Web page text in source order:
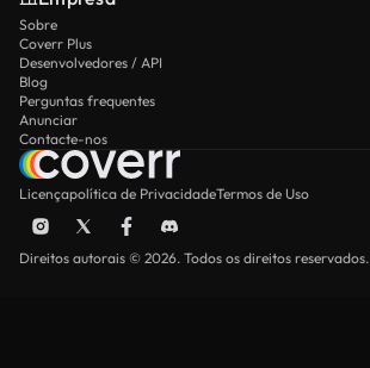
Sobre
Coverr Plus
Desenvolvedores / API
Blog
Perguntas frequentes
Anunciar
Contacte-nos
Licençapolítica de PrivacidadeTermos de Uso
Direitos autorais © 2026. Todos os direitos reservados.